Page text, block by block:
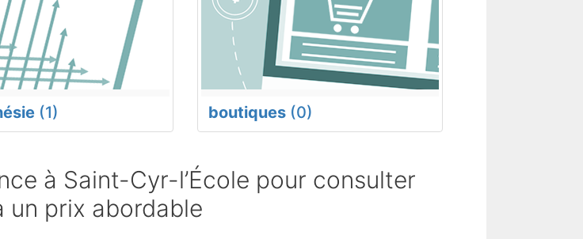
(1) boutiques (0)
à Saint-Cyr-l’École pour consulter
un prix abordable